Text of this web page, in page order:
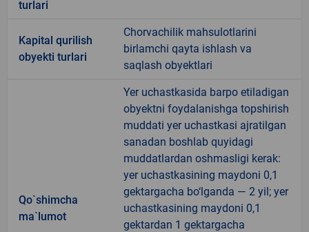
turlari
Kapital qurilish
obyekti turlari
Chorvachilik mahsulotlarini
birlamchi qayta ishlash va
saqlash obyektlari
Qo`shimcha
ma`lumot
Yer uchastkasida barpo etiladigan
obyektni foydalanishga topshirish
muddati yer uchastkasi ajratilgan
sanadan boshlab quyidagi
muddatlardan oshmasligi kerak:
yer uchastkasining maydoni 0,1
gektargacha bo‘lganda — 2 yil; yer
uchastkasining maydoni 0,1
gektardan 1 gektargacha